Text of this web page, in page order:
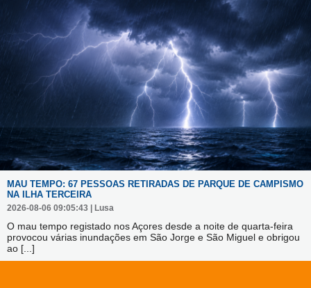
MAU TEMPO: 67 PESSOAS RETIRADAS DE PARQUE DE CAMPISMO
NA ILHA TERCEIRA
2026-08-06 09:05:43 | Lusa
O mau tempo registado nos Açores desde a noite de quarta-feira
provocou várias inundações em São Jorge e São Miguel e obrigou
ao [...]